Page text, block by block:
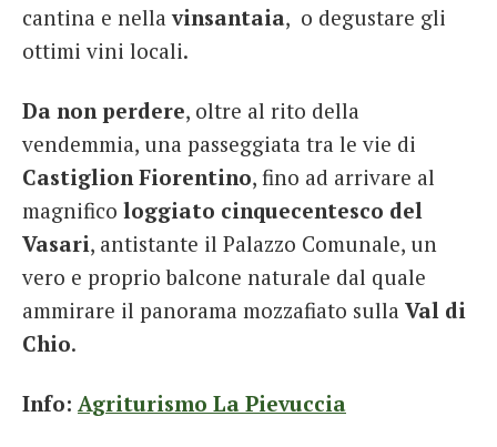
cantina e nellavinsantaia, o degustare gli
ottimi vini locali.
Da non perdere, oltre al rito della
vendemmia, una passeggiata tra le vie di
Castiglion Fiorentino, fino ad arrivare al
magnifico loggiato cinquecentesco del
Vasari, antistante il Palazzo Comunale, un
vero e proprio balcone naturale dal quale
ammirare il panorama mozzafiato sulla Val di
Chio.
Info: Agriturismo La Pievuccia